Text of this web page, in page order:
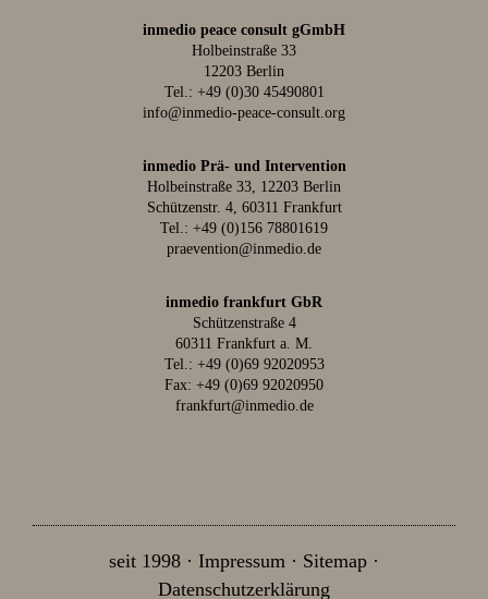
inmedio peace consult gGmbH
Holbeinstraße 33
12203 Berlin
Tel.: +49 (0)30 45490801
info@inmedio-peace-consult.org
inmedio Prä- und Intervention
Holbeinstraße 33, 12203 Berlin
Schützenstr. 4, 60311 Frankfurt
Tel.: +49 (0)156 78801619
praevention@inmedio.de
inmedio frankfurt GbR
Schützenstraße 4
60311 Frankfurt a. M.
Tel.: +49 (0)69 92020953
Fax: +49 (0)69 92020950
frankfurt@inmedio.de
seit 1998 Impressum
Sitemap
Datenschutzerklärung